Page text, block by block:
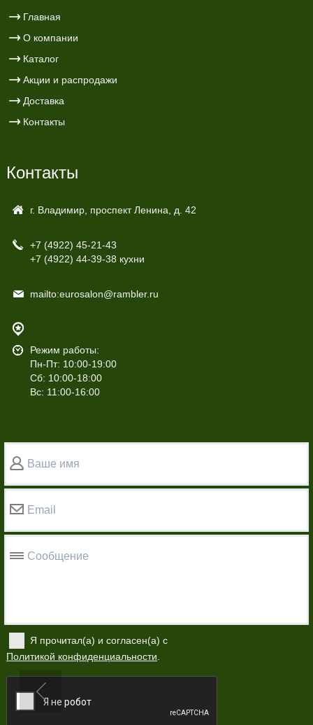
Главная
О компании
Каталог
Акции и распродажи
Доставка
Контакты
Контакты
г. Владимир, проспект Ленина, д. 42
+7 (4922) 45-21-43
+7 (4922) 44-39-38 кухни
mailto:eurosalon@rambler.ru
Режим работы:
Пн-Пт: 10:00-19:00
Сб: 10:00-18:00
Вс: 11:00-16:00
Ваше имя
Email
Сообщение
Я прочитал(а) и согласен(а) с
Политикой конфиденциальности